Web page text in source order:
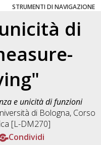
STRUMENTI DI NAVIGAZIONE
di
e unicità di funzioni
di Bologna, Corso
[L-DM270]
Condividi